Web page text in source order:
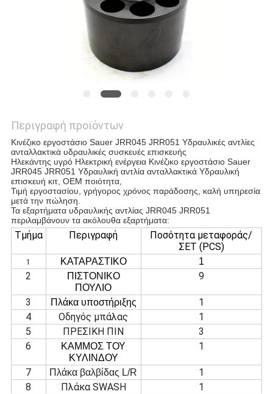
Περιγραφή προϊόντων
Κινέζικο εργοστάσιο Sauer JRR045 JRR051 Υδραυλικές αντλίες
ανταλλακτικά υδραυλικές συσκευές επισκευής
Ηλεκάντης υγρό Ηλεκτρική ενέργεια Κινέζικο εργοστάσιο Sauer
JRR045 JRR051 Υδραυλική αντλία ανταλλακτικά Υδραυλική
επισκευή κιτ, OEM ποιότητα,
Τιμή εργοστασίου, γρήγορος χρόνος παράδοσης, καλή υπηρεσία
μετά την πώληση.
Τα εξαρτήματα υδραυλικής αντλίας JRR045 JRR051
περιλαμβάνουν τα ακόλουθα εξαρτήματα:
Τμήμα Περιγραφή
Ποσότητα μεταφοράς/
ΣΕΤ (PCS)
1 ΚΑΤΑΡΑΣΤΙΚΟ 1
2
ΠΙΣΤΟΝΙΚΟ
ΠΟΥΛΙΟ
9
3 Πλάκα υποστήριξης
1
4
Οδηγός μπάλας
1
5
ΠΡΕΣΙΚΗ ΠΙΝ
3
6
ΚΑΜΜΟΣ ΤΟΥ
ΚΥΛΙΝΔΟΥ
1
7 Πλάκα βαλβίδας L/R
1
8
Πλάκα SWASH
1